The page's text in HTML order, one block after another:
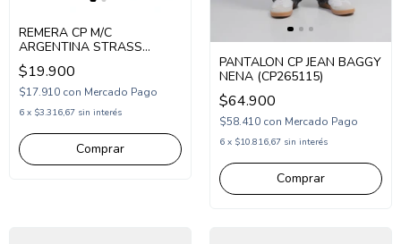
REMERA CP M/C
ARGENTINA STRASS
(CP265226)
$19.900
$17.910 con Mercado Pago
6 x $3.316,67 sin interés
Comprar
PANTALON CP JEAN BAGGY
NENA (CP265115)
$64.900
$58.410 con Mercado Pago
6 x $10.816,67 sin interés
Comprar